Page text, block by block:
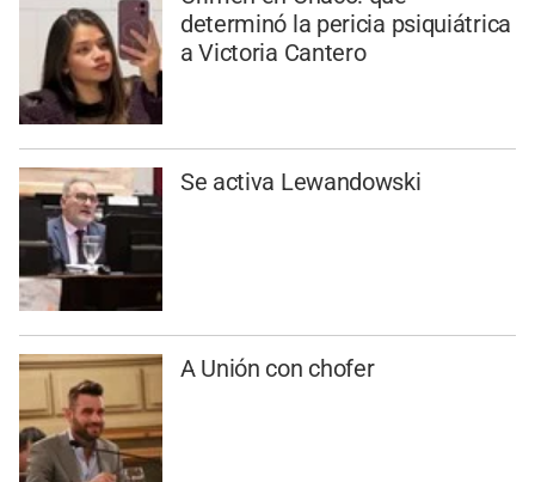
determinó la pericia psiquiátrica
a Victoria Cantero
Se activa Lewandowski
A Unión con chofer